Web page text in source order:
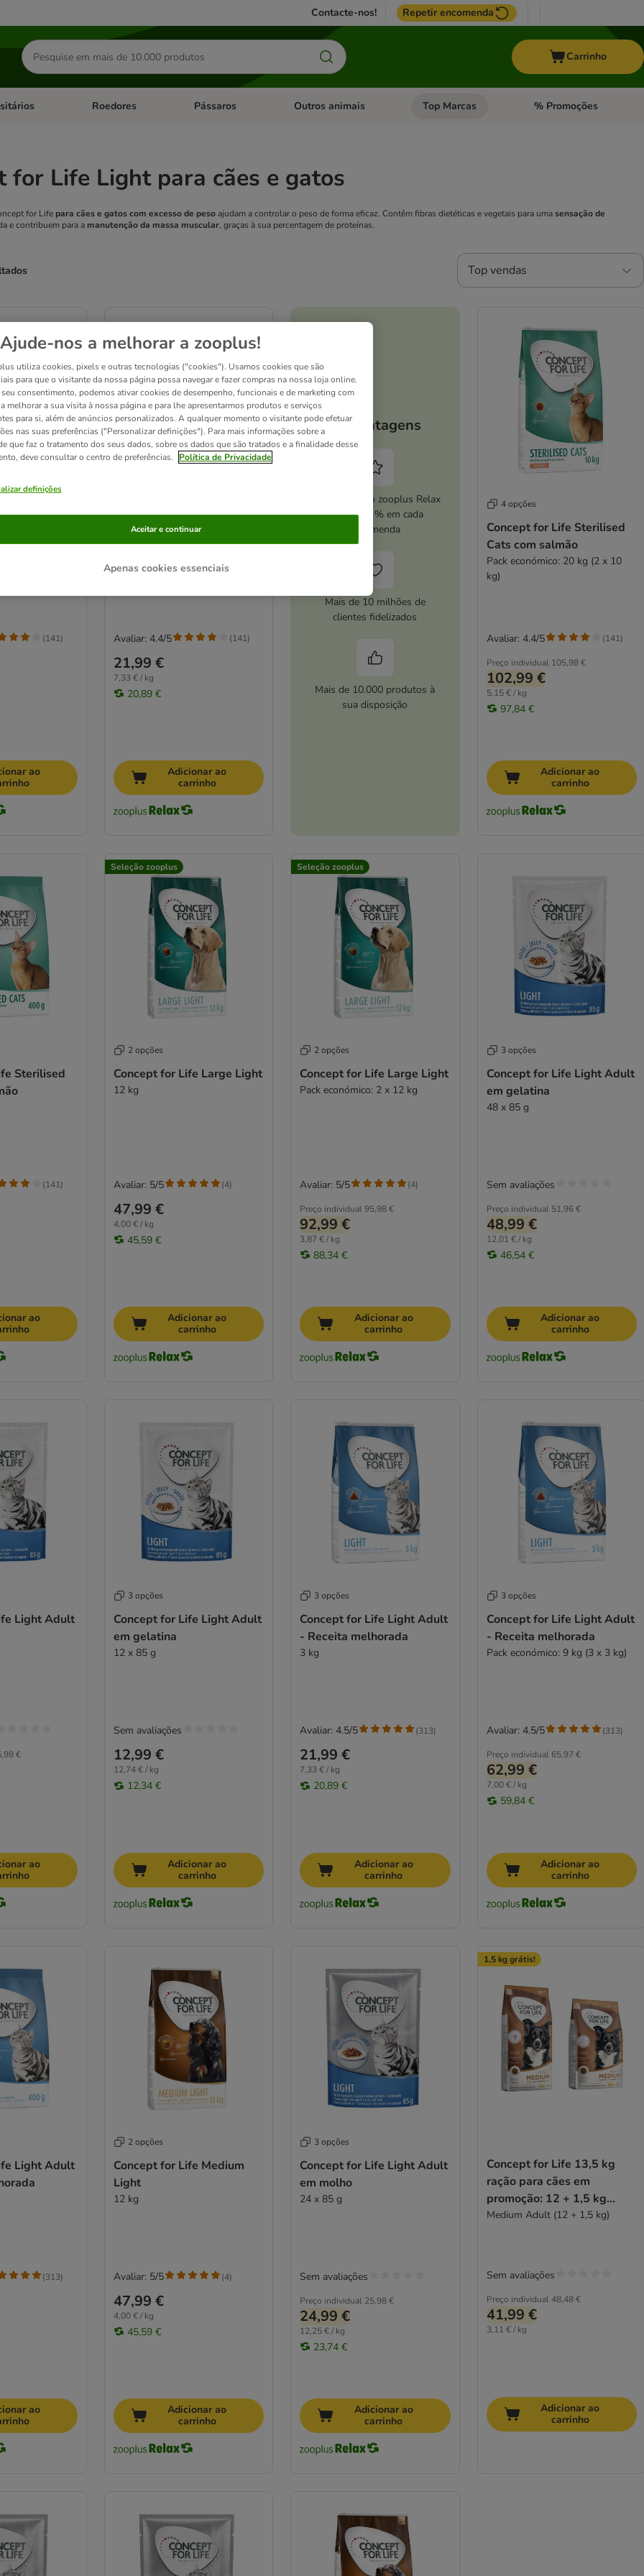
Contacte-nos! Repetir encomenda
Pesquisar
produtos
Carrinho
de categoria: Dieta Vet.Abrir menu de categoria: Antiparasitários
Roedores Abrir menu de categoria: Roedores
Pássaros Abrir menu de categoria: Pássaros
Outros animais Abrir menu de categoria: Outros animais
Top Marcas Abrir menu de categoria:
% Promoções
for Life Light para cães e gatos
for Life para cães e gatos com excesso de pesoajudam a controlar o peso de forma eficaz. Contêm fibras dietéticas e vegetais para umasensação de
e contribuem para a manutenção da massa muscular, graças à sua percentagem de proteínas.
Top vendas
Sterilised
(141)
ao
Concept for Life Sterilised
Cats com salmão
21,99 €
7,33 € / kg
20,89 €
Avaliar: 4.4/5 (141)
Adicionar ao
carrinho
As vantagens
Ative o serviço zooplus Relax
e poupe 5 % em cada
encomenda
Mais de 10 milhões de
clientes fidelizados
Mais de 10.000 produtos à
sua disposição
4 opções
Concept for Life Sterilised
Cats com salmão
Pack económico: 20 kg (2 x 10
kg)
Preço individual 105,98 €
102,99 €
5,15 € / kg
97,84 €
Avaliar: 4.4/5 (141)
Adicionar ao
carrinho
Sterilised
(141)
ao
Seleção zooplus
2 opções
Concept for Life Large Light
12 kg
47,99 €
4,00 € / kg
45,59 €
Avaliar: 5/5 (4)
Adicionar ao
carrinho
Seleção zooplus
2 opções
Concept for Life Large Light
Pack económico: 2 x 12 kg
Preço individual95,98 €
92,99 €
3,87 € / kg
88,34 €
Avaliar: 5/5 (4)
Adicionar ao
carrinho
3 opções
Concept for Life Light Adult
em gelatina
48 x 85 g
Preço individual 51,96 €
48,99 €
12,01 € / kg
46,54 €
Sem avaliações
Adicionar ao
carrinho
Light Adult
€
ao
3 opções
Concept for Life Light Adult
em gelatina
12 x 85 g
12,99 €
12,74 € / kg
12,34 €
Sem avaliações
Adicionar ao
carrinho
3 opções
Concept for Life Light Adult
- Receita melhorada
3 kg
21,99 €
7,33 € / kg
20,89 €
Avaliar: 4.5/5 (313)
Adicionar ao
carrinho
3 opções
Concept for Life Light Adult
- Receita melhorada
Pack económico: 9 kg (3 x 3 kg)
Preço individual 65,97 €
62,99 €
7,00 € / kg
59,84 €
Avaliar: 4.5/5 (313)
Adicionar ao
carrinho
Light Adult
(313)
ao
2 opções
Concept for Life Medium
Light
12 kg
47,99 €
4,00 € / kg
45,59 €
Avaliar: 5/5 (4)
Adicionar ao
carrinho
3 opções
Concept for Life Light Adult
em molho
24 x 85 g
Preço individual 25,98 €
24,99 €
12,25 € / kg
23,74 €
Sem avaliações
Adicionar ao
carrinho
1,5 kg grátis!
Concept for Life 13,5 kg
ração para cães em
promoção: 12 + 1,5 kg
grátis!
Medium Adult (12 + 1,5 kg)
Preço individual 48,48 €
41,99 €
3,11 € / kg
Sem avaliações
Adicionar ao
carrinho
Ajude-nos a melhorar a zooplus!
utiliza cookies, pixels e outras tecnologias ("cookies"). Usamos cookies que são
para que o visitante da nossa página possa navegar e fazer compras na nossa loja online.
consentimento, podemos ativar cookies de desempenho, funcionais e de marketing com
melhorar a sua visita à nossa página e para lhe apresentarmos produtos e serviços
para si, além de anúncios personalizados. A qualquer momento o visitante pode efetuar
nas suas preferências ("Personalizar definições"). Para mais informações sobre a
que faz o tratamento dos seus dados, sobre os dados que são tratados e a finalidade desse
deve consultar o centro de preferências.
Política de Privacidade
definições
Apenas cookies essenciais
Aceitar e continuar